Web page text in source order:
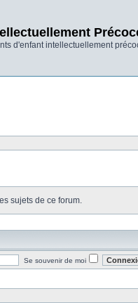
d'enfant intellectuellement
sujets de ce forum.
Se souvenir de moi